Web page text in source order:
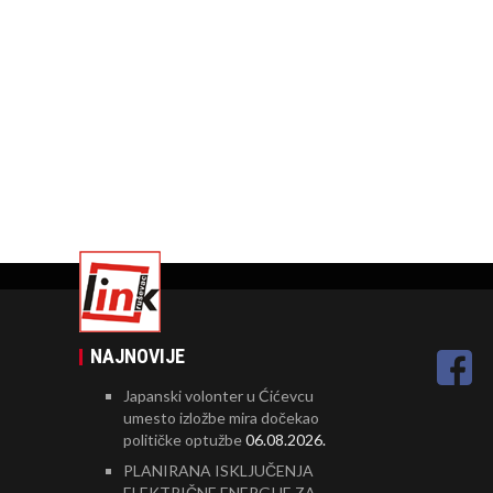
NAJNOVIJE
Japanski volonter u Ćićevcu
umesto izložbe mira dočekao
političke optužbe06.08.2026.
PLANIRANA ISKLJUČENJA